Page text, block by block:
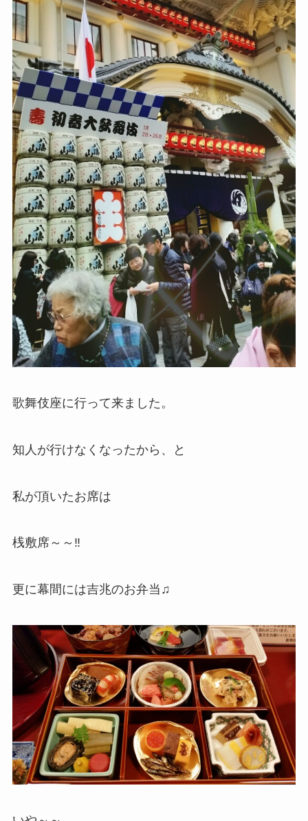
歌舞伎座に行って来ました。
知人が行けなくなったから、と
私が頂いたお席は
桟敷席～～‼️
更に幕間には吉兆のお弁当♫